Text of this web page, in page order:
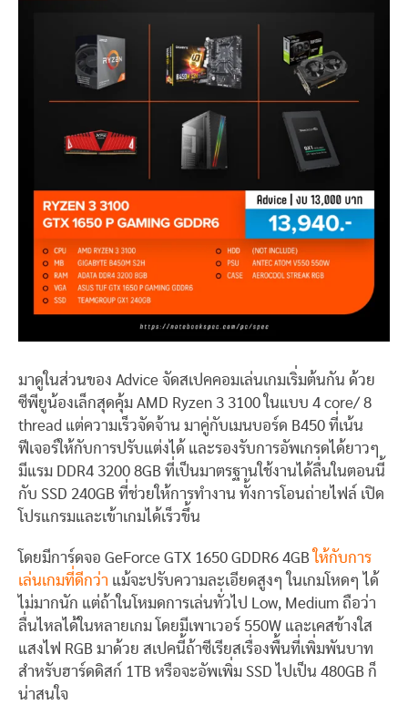
มาดูในส่วนของ Advice จัดสเปคคอมเล่นเกมเริ่มต้นกัน ด้วย
ซีพียูน้องเล็กสุดคุ้ม AMD Ryzen 3 3100 ในแบบ 4 core/ 8
thread แต่ความเร็วจัดจ้าน มาคู่กับเมนบอร์ด B450 ที่เน้น
ฟีเจอร์ให้กับการปรับแต่งได้ และรองรับการอัพเกรดได้ยาวๆ
มีแรม DDR4 3200 8GB ที่เป็นมาตรฐานใช้งานได้ลื่นในตอนนี้
กับ SSD 240GB ที่ช่วยให้การทำงาน ทั้งการโอนถ่ายไฟล์ เปิด
โปรแกรมและเข้าเกมได้เร็วขึ้น
โดยมีการ์ดจอ GeForce GTX 1650 GDDR6 4GB ให้กับการ
เล่นเกมที่ดีกว่า แม้จะปรับความละเอียดสูงๆ ในเกมโหดๆ ได้
ไม่มากนัก แต่ถ้าในโหมดการเล่นทั่วไป Low, Medium ถือว่า
ลื่นไหลได้ในหลายเกม โดยมีเพาเวอร์ 550W และเคสข้างใส
แสงไฟ RGB มาด้วย สเปคนี้ถ้าซีเรียสเรื่องพื้นที่เพิ่มพันบาท
สำหรับฮาร์ดดิสก์ 1TB หรือจะอัพเพิ่ม SSD ไปเป็น 480GB ก็
น่าสนใจ